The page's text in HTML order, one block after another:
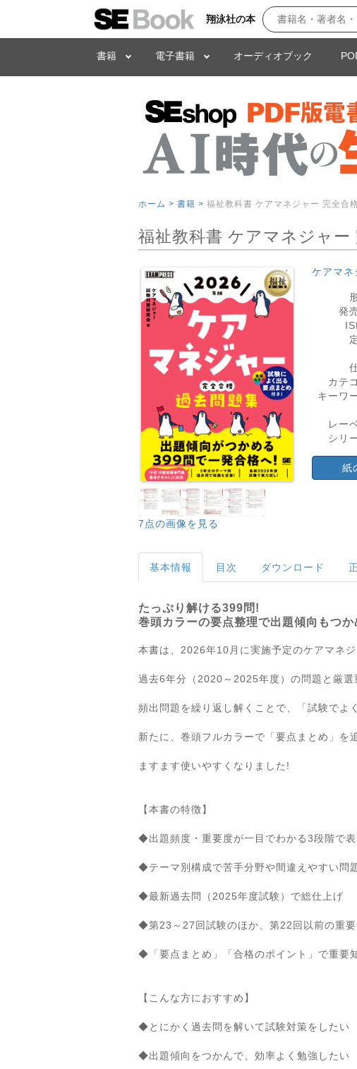
翔泳社の本
書籍 電子書籍 オーディオブック
ホーム > 書籍 > 福祉教科書 ケアマネジャー 完全合
福祉教科書 ケアマネジャー
7点の画像を見る
ケアマネ
発
カテ
キーワ
レー
シリ
紙
基本情報 目次 ダウンロード
たっぷり解ける399問!
巻頭カラーの要点整理で出題傾向もつか
本書は、2026年10月に実施予定のケアマネ
過去6年分（2020～2025年度）の問題と厳選
頻出問題を繰り返し解くことで、「試験でよ
新たに、巻頭フルカラーで「要点まとめ」を
ますます使いやすくなりました!
【本書の特徴】
◆出題頻度・重要度が一目でわかる3段階で
◆テーマ別構成で苦手分野や間違えやすい問
◆最新過去問（2025年度試験）で総仕上げ
◆第23～27回試験のほか、第22回以前の重
◆「要点まとめ」「合格のポイント」で重要
【こんな方におすすめ】
◆とにかく過去問を解いて試験対策をしたい
◆出題傾向をつかんで、効率よく勉強したい